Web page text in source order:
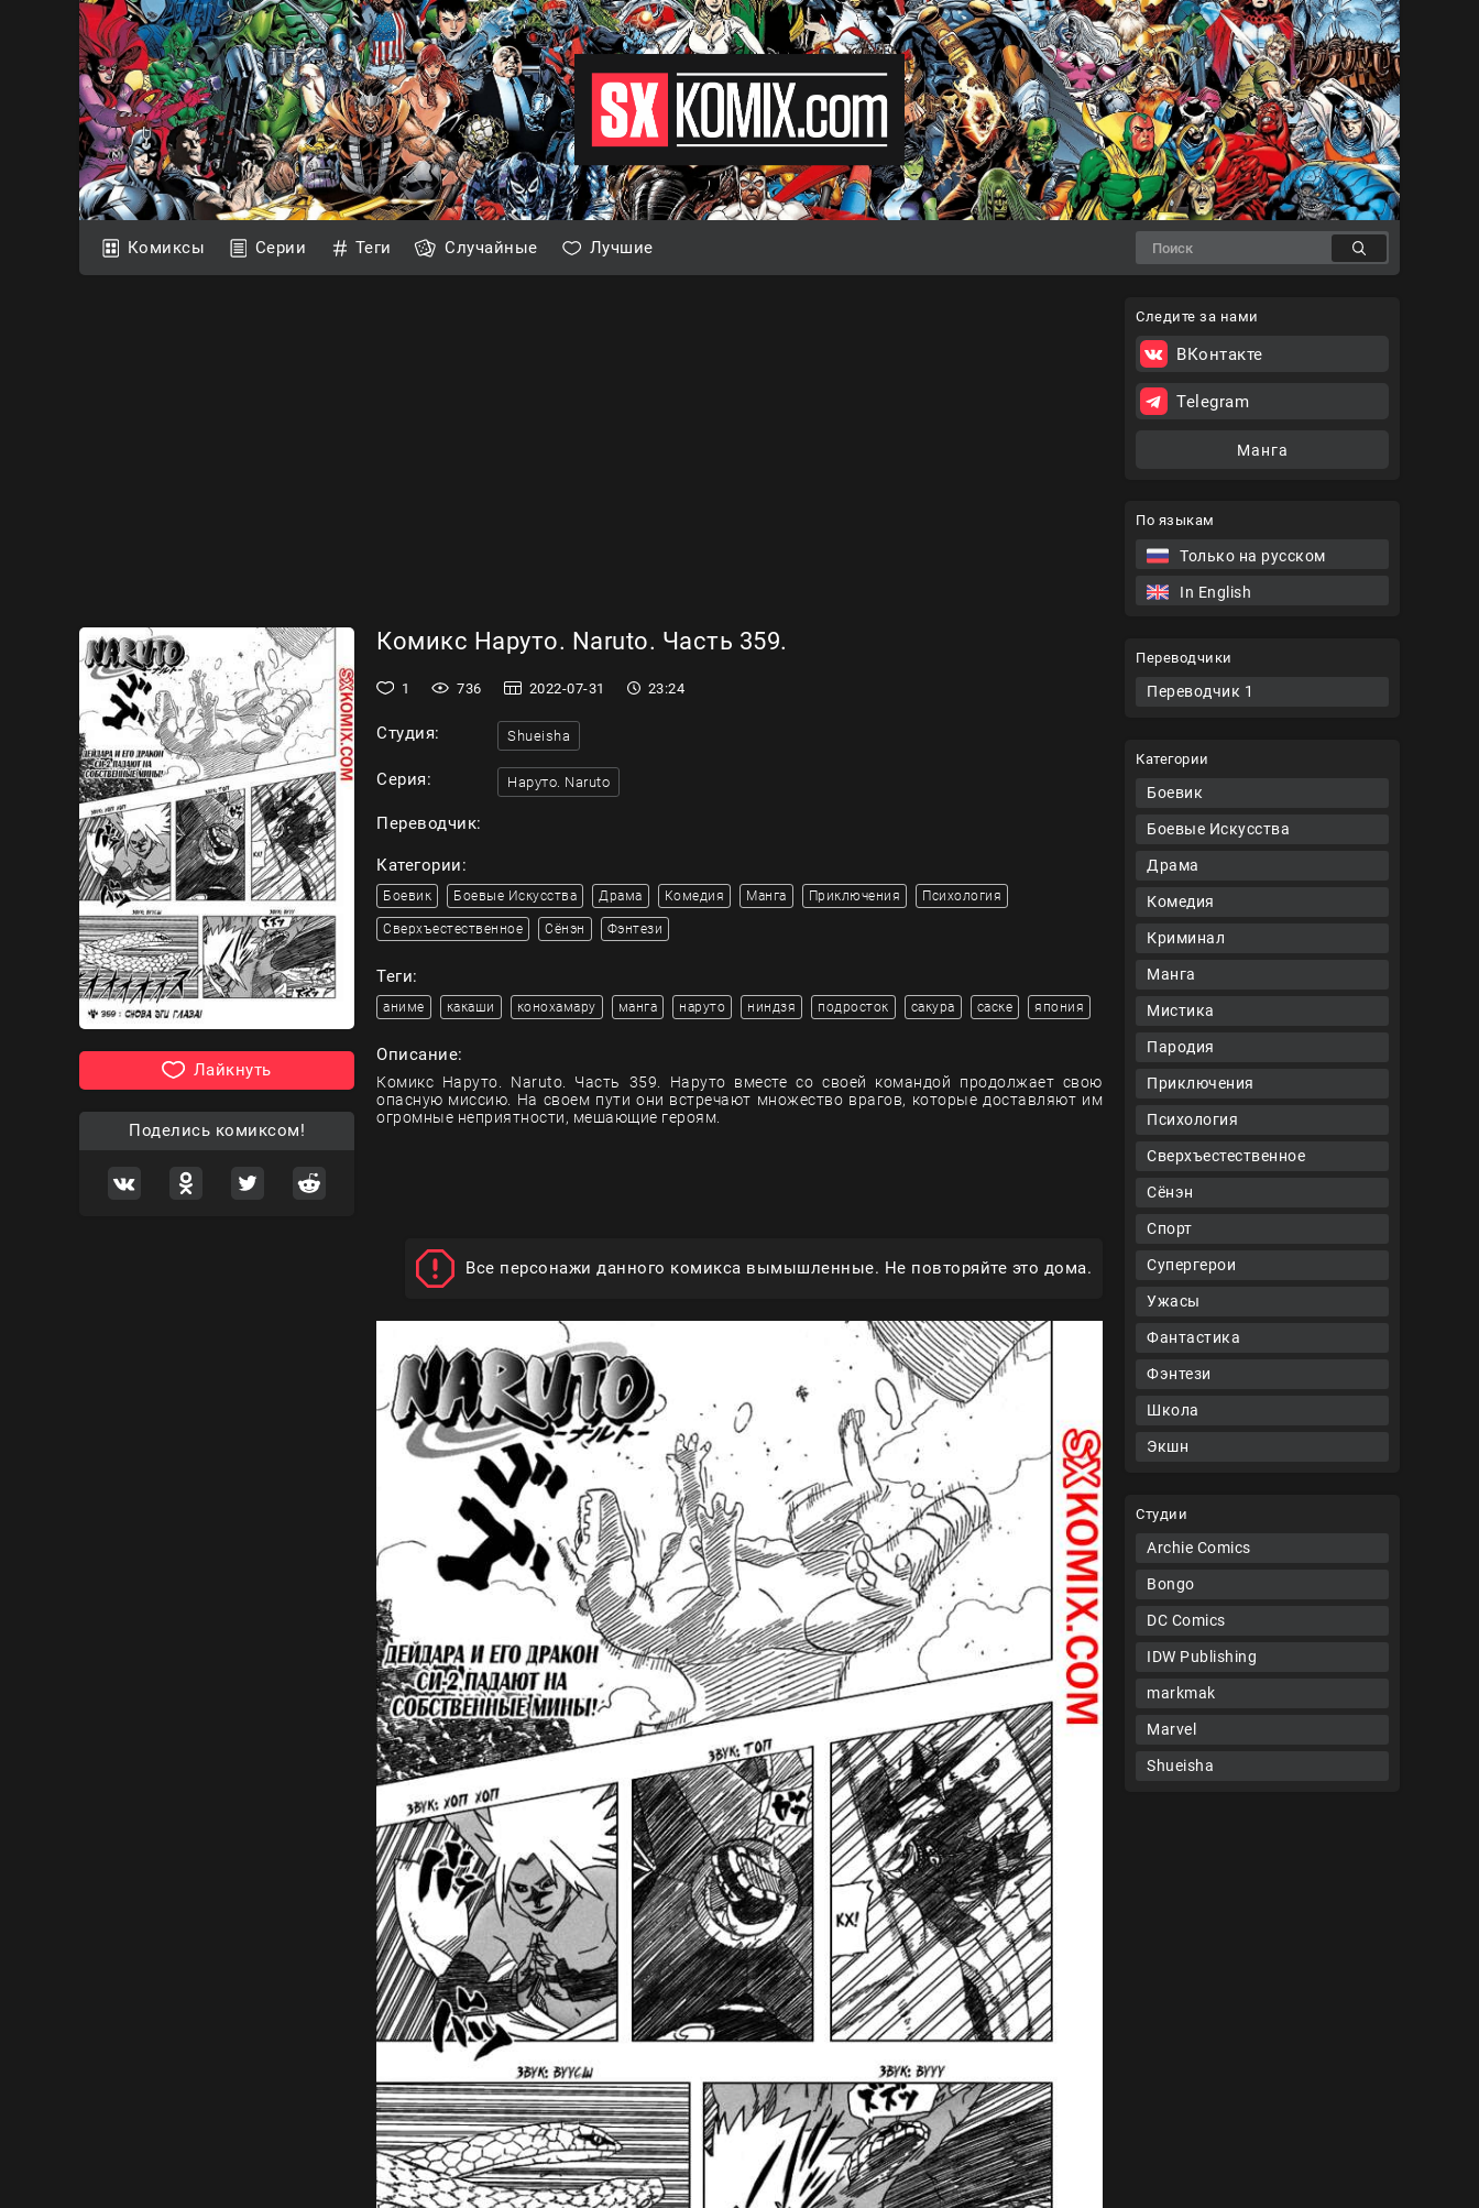
Комиксы Серии Теги Случайные Лучшие
По языкам
Только на русском
In English
Переводчики
Переводчик 1
Категории
Боевик
Боевые Искусства
Драма
Комедия
Криминал
Манга
Мистика
Пародия
Приключения
Психология
Сверхъестественное
Сёнэн
Спорт
Супергерои
Ужасы
Фантастика
Фэнтези
Школа
Экшн
Студии
Archie Comics
Bongo
DC Comics
IDW Publishing
markmak
Marvel
Shueisha
Лайкнуть
Поделись комиксом!
Комикс Наруто. Naruto. Часть 359.
1 736 2022-07-31 23:24
Студия: Shueisha
Серия: Наруто. Naruto
Переводчик:
Категории:
Боевик Боевые Искусства Драма Комедия Манга Приключения Психология
Сверхъестественное Сёнэн Фэнтези
Теги:
аниме какаши конохамару манга наруто ниндзя подросток сакура саске япония
Описание:
Комикс Наруто. Naruto. Часть 359. Наруто вместе со своей командой продолжает свою
опасную миссию. На своем пути они встречают множество врагов, которые доставляют им
огромные неприятности, мешающие героям.
Все персонажи данного комикса вымышленные. Не повторяйте это дома.
Следите за нами
ВКонтакте
Telegram
Манга